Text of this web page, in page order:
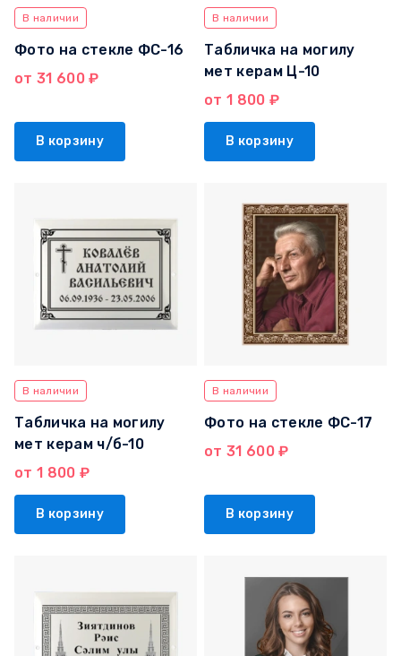
В наличии
Фото на стекле ФС-16
от 31 600 ₽
В корзину
В наличии
Табличка на могилу
мет керам Ц-10
от 1 800 ₽
В корзину
В наличии
Табличка на могилу
мет керам ч/б-10
от 1 800 ₽
В корзину
В наличии
Фото на стекле ФС-17
от 31 600 ₽
В корзину